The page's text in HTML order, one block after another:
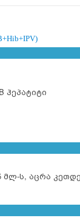
ჰეპატიტი
მლ-ს, აცრა